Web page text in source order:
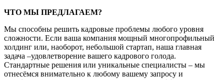
ЧТО МЫ ПРЕДЛАГАЕМ?
Мы способны решить кадровые проблемы любого уровня
сложности. Если ваша компания мощный многопрофильный
холдинг или, наоборот, небольшой стартап, наша главная
задача –удовлетворение вашего кадрового голода.
Стандартные решения или уникальные специалисты – мы
отнесёмся внимательно к любому вашему запросу и